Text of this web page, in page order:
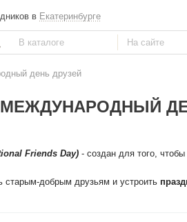
в Екатеринбурге
день друзей
МЕЖДУНАРОДНЫЙ
Friends Day) - создан для того,
старым-добрым друзьям и устроить